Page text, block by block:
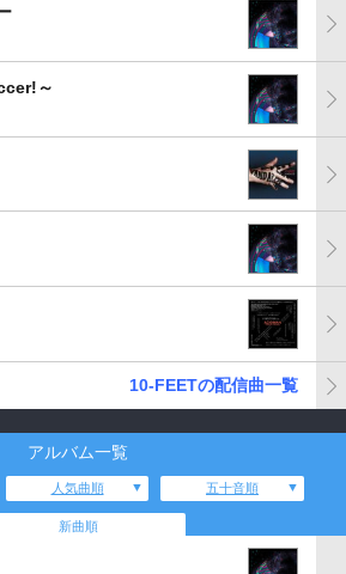
～
10-FEETの配信曲一覧
アルバム一覧
人気曲順 五十音順
新曲順